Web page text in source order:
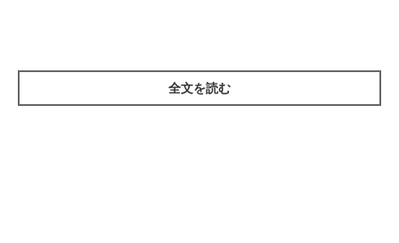
ジワジワと接近！
全文を読む